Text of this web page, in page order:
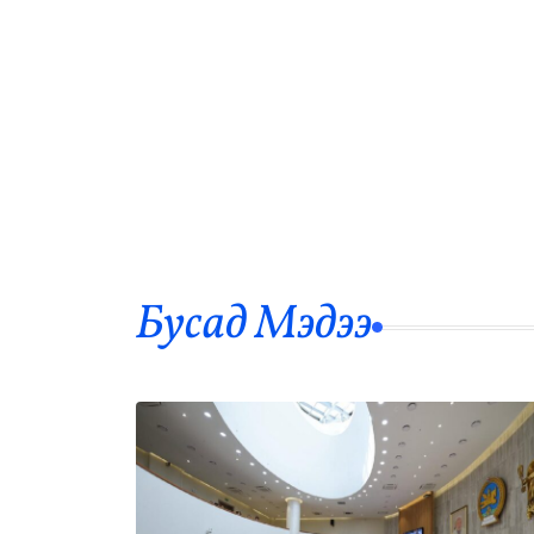
Бусад Mэдээ